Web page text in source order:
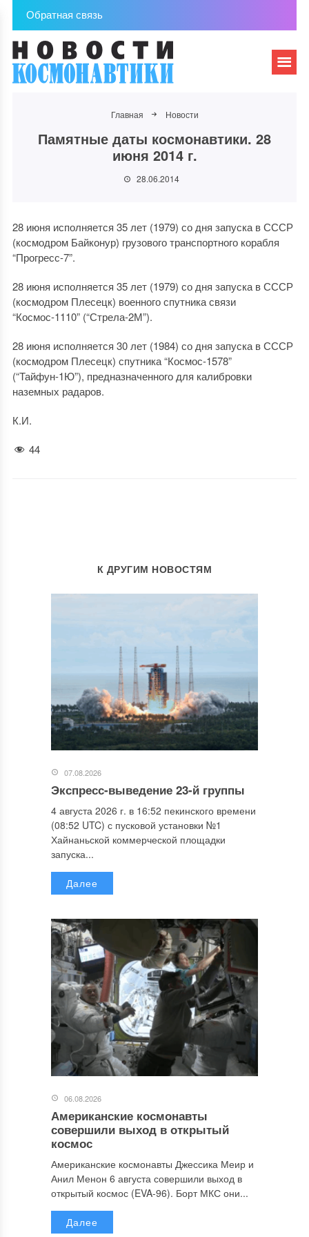
Обратная связь
Главная Новости
Памятные даты космонавтики. 28
июня 2014 г.
28.06.2014
28 июня исполняется 35 лет (1979) со дня запуска в СССР
(космодром Байконур) грузового транспортного корабля
“Прогресс-7”.
28 июня исполняется 35 лет (1979) со дня запуска в СССР
(космодром Плесецк) военного спутника связи
“Космос-1110” (“Стрела-2М”).
28 июня исполняется 30 лет (1984) со дня запуска в СССР
(космодром Плесецк) спутника “Космос-1578”
(“Тайфун-1Ю”), предназначенного для калибровки
наземных радаров.
К.И.
44
К ДРУГИМ НОВОСТЯМ
07.08.2026
Экспресс-выведение 23-й группы
4 августа 2026 г. в 16:52 пекинского времени
(08:52 UTC) с пусковой установки №1
Хайнаньской коммерческой площадки
запуска...
Далее
06.08.2026
Американские космонавты
совершили выход в открытый
космос
Американские космонавты Джессика Меир и
Анил Менон 6 августа совершили выход в
открытый космос (EVA-96). Борт МКС они...
Далее